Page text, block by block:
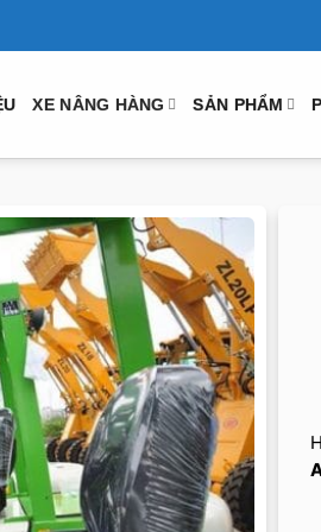
XE NÂNG HÀNG SẢN PHẨM